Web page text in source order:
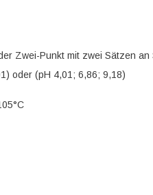
Zwei-Punkt mit zwei Sätzen an
oder (pH 4,01; 6,86; 9,18)